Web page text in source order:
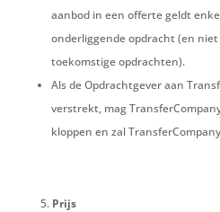
aanbod in een offerte geldt
onderliggende opdracht (en
toekomstige opdrachten).
Als de Opdrachtgever aan
verstrekt, mag
kloppen en zal
Prijs